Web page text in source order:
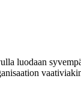
luodaan